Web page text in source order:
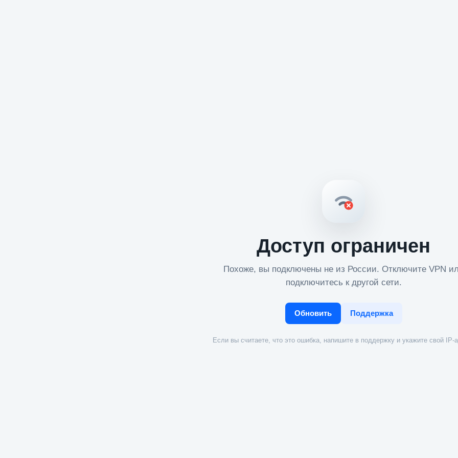
Доступ ограничен
Похоже, вы подключены не из России. Отключите VPN
подключитесь к другой сети.
Обновить Поддержка
Если вы считаете, что это ошибка, напишите в поддержку и укажите свой IP-